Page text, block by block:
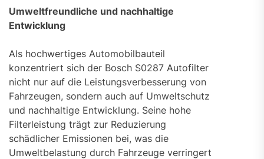
Umweltfreundliche und nachhaltige
Entwicklung
Als hochwertiges Automobilbauteil
konzentriert sich der Bosch S0287 Autofilter
nicht nur auf die Leistungsverbesserung von
Fahrzeugen, sondern auch auf Umweltschutz
und nachhaltige Entwicklung. Seine hohe
Filterleistung trägt zur Reduzierung
schädlicher Emissionen bei, was die
Umweltbelastung durch Fahrzeuge verringert